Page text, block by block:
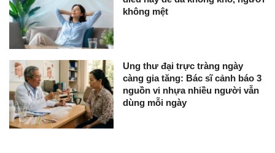
không mệt
Ung thư đại trực tràng ngày
càng gia tăng: Bác sĩ cảnh báo 3
nguồn vi nhựa nhiều người vẫn
dùng mỗi ngày